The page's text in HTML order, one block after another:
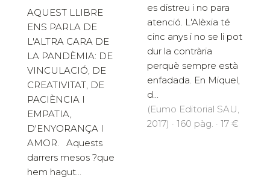
AQUEST LLIBRE
ENS PARLA DE
L'ALTRA CARA DE
LA PANDÈMIA: DE
VINCULACIÓ, DE
CREATIVITAT, DE
PACIÈNCIA I
EMPATIA,
D'ENYORANÇA I
AMOR. Aquests
darrers mesos ?que
hem hagut...
es distreu i no para
atenció. L'Alèxia té
cinc anys i no se li pot
dur la contrària
perquè sempre està
enfadada. En Miquel,
d...
(Eumo Editorial SAU,
2017) · 160 pàg. · 17 €